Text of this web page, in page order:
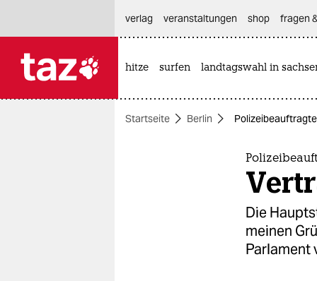
themen
verlag
veranstaltungen shop fragen
hitze surfen landtagswahl in
Startseite Berlin
Die
meinen
Parlament